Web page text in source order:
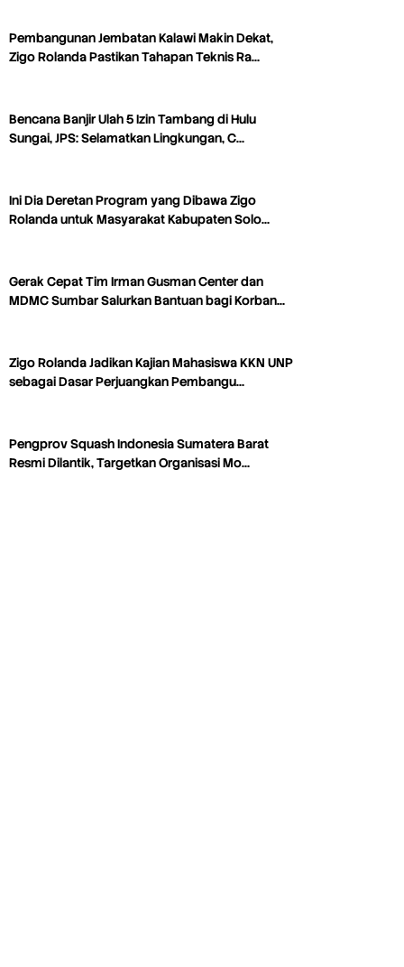
Pembangunan Jembatan Kalawi Makin Dekat,
Zigo Rolanda Pastikan Tahapan Teknis Ra…
Bencana Banjir Ulah 5 Izin Tambang di Hulu
Sungai, JPS: Selamatkan Lingkungan, C…
Ini Dia Deretan Program yang Dibawa Zigo
Rolanda untuk Masyarakat Kabupaten Solo…
Gerak Cepat Tim Irman Gusman Center dan
MDMC Sumbar Salurkan Bantuan bagi Korban…
Zigo Rolanda Jadikan Kajian Mahasiswa KKN UNP
sebagai Dasar Perjuangkan Pembangu…
Pengprov Squash Indonesia Sumatera Barat
Resmi Dilantik, Targetkan Organisasi Mo…